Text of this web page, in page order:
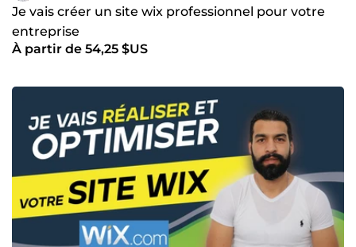
Je vais créer un site wix professionnel pour votre
entreprise
À partir de 54,25 $US